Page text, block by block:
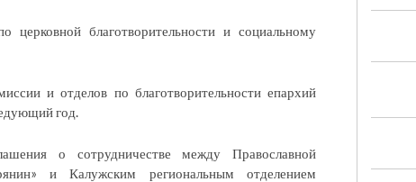
благотворительности и социальному
и отделов по благотворительности епархий
год.
о сотрудничестве между Православной
и Калужским региональным отделением